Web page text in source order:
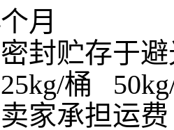
月
封贮存于
25kg/桶
家承担运